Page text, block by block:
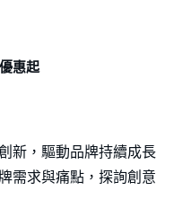
惠起
新，驅動品牌持續成長
需求與痛點，探詢創意